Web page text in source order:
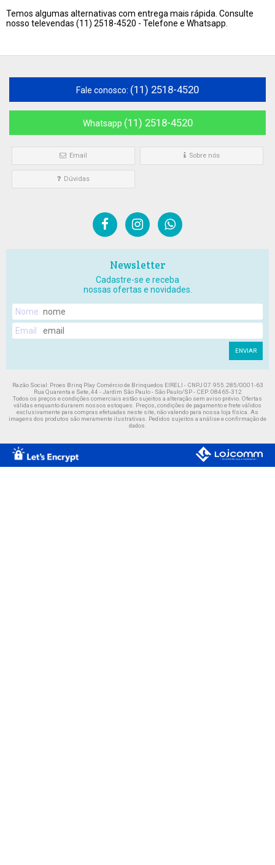
Temos algumas alternativas com entrega mais rápida. Consulte
nosso televendas (11) 2518-4520 - Telefone e Whatsapp.
Fale conosco: (11) 2518-4520
Whatsapp (11) 2518-4520
Email Sobre nós
Dúvidas
Newsletter
Cadastre-se e receba
nossas ofertas e novidades.
Nome
Email
ENVIAR
Razão Social: Proes Brinq Play Comércio de Brinquedos EIRELI - CNPJ 07.955.285/0001-63
Rua Quarenta e Sete, 44 - Jardim São Paulo - São Paulo/SP - CEP: 08465-312
Todos os preços e condições comerciais estão sujeitos a alteração sem aviso prévio. Ofertas
válidas enquanto durarem nossos estoques. Preços, condições de pagamento e frete válidos
exclusivamente para compras efetuadas neste site, não valendo para nossa loja física. As
imagens dos produtos são meramente ilustrativas. Pedidos sujeitos a análise e confirmação de
dados.